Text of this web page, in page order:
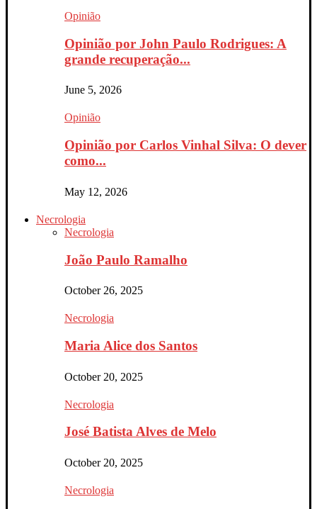
Opinião
Opinião por John Paulo Rodrigues: A
grande recuperação...
June 5, 2026
Opinião
Opinião por Carlos Vinhal Silva: O dever
como...
May 12, 2026
Necrologia
Necrologia
João Paulo Ramalho
October 26, 2025
Necrologia
Maria Alice dos Santos
October 20, 2025
Necrologia
José Batista Alves de Melo
October 20, 2025
Necrologia